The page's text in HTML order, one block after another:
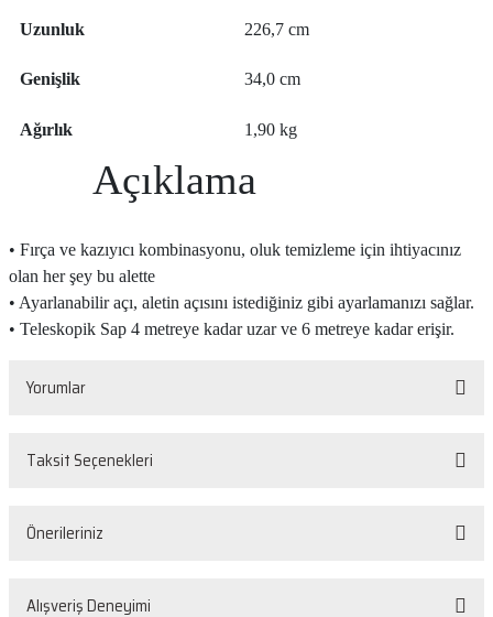
Uzunluk 226,7 cm
Genişlik 34,0 cm
Ağırlık 1,90 kg
Açıklama
• Fırça ve kazıyıcı kombinasyonu, oluk temizleme için ihtiyacınız
olan her şey bu alette
• Ayarlanabilir açı, aletin açısını istediğiniz gibi ayarlamanızı sağlar.
• Teleskopik Sap 4 metreye kadar uzar ve 6 metreye kadar erişir.
Yorumlar
Taksit Seçenekleri
Önerileriniz
Bu ürünün fiyat bilgisi, resim, ürün açıklamalarında ve diğer konularda
Alışveriş Deneyimi